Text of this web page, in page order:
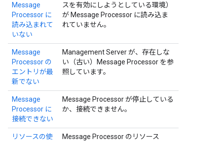
Message
Processor に
読み込まれて
いない
スを有効にしようとしている環境）
が Message Processor に読み込ま
れていません。
Message
Processor の
エントリが最
新でない
Management Server が、存在しな
い（古い）Message Processor を参
照しています。
Message
Processor に
接続できない
Message Processor が停止している
か、接続できません。
リソースの使
Message Processor のリソース